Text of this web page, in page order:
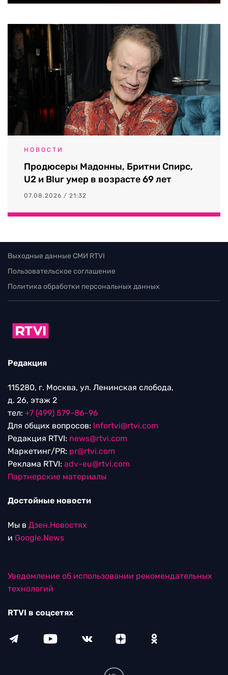
НОВОСТИ
Продюсеры Мадонны, Бритни Спирс,
U2 и Blur умер в возрасте 69 лет
07.08.2026 / 21:32
Выходные данные СМИ RTVI
Пользовательское соглашение
Политика обработки персональных данных
Редакция
115280, г. Москва, ул. Ленинская слобода,
д. 26, этаж 2
тел: +7 (499) 579-86-96
Для общих вопросов: Infortvi@rtvi.com
Редакция RTVI: news@rtvi.com
Маркетинг/PR: pr@rtvi.com
Реклама RTVI: adv-eu@rtvi.com
Партнерские материалы
Достойные новости
Мы в Дзен.Новостях
и Google.News
Уведомление об использовании рекомендательных
технологий
RTVI в соцсетях